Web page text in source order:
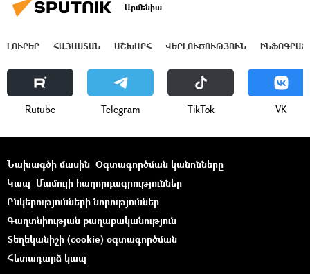
Արմենիա
ԼՈՒՐԵՐ ՀԱՅԱՍՏԱՆ ԱՇԽԱՐՀ ՎԵՐԼՈՒԾՈՒԹՅՈՒՆ
Rutube Telegram ТikТоk VK
Նախագծի մասին Օգտագործման կանոնները
Կապ Մամուլի հաղորդագրություններ
Ընկերությունների նորություններ
Գաղտնիության քաղաքականություն
Տեղեկանիշի (cookie) օգտագործման
Հետադարձ կապ